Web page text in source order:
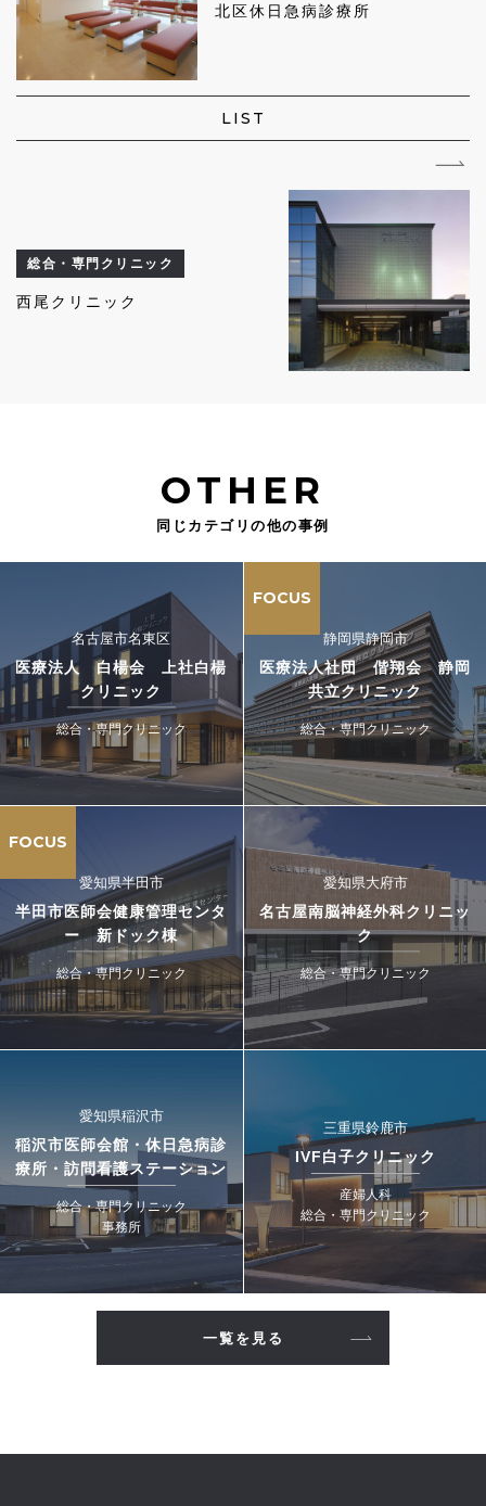
北区休日急病診療所
LIST
総合・専門クリニック
西尾クリニック
OTHER
同じカテゴリの他の事例
名古屋市名東区
医療法人 白楊会 上社白楊
クリニック
総合・専門クリニック
FOCUS
静岡県静岡市
医療法人社団 偕翔会 静岡
共立クリニック
総合・専門クリニック
FOCUS
愛知県半田市
半田市医師会健康管理センタ
ー 新ドック棟
総合・専門クリニック
愛知県大府市
名古屋南脳神経外科クリニッ
ク
総合・専門クリニック
愛知県稲沢市
稲沢市医師会館・休日急病診
療所・訪問看護ステーション
総合・専門クリニック
事務所
三重県鈴鹿市
IVF白子クリニック
産婦人科
総合・専門クリニック
一覧を見る